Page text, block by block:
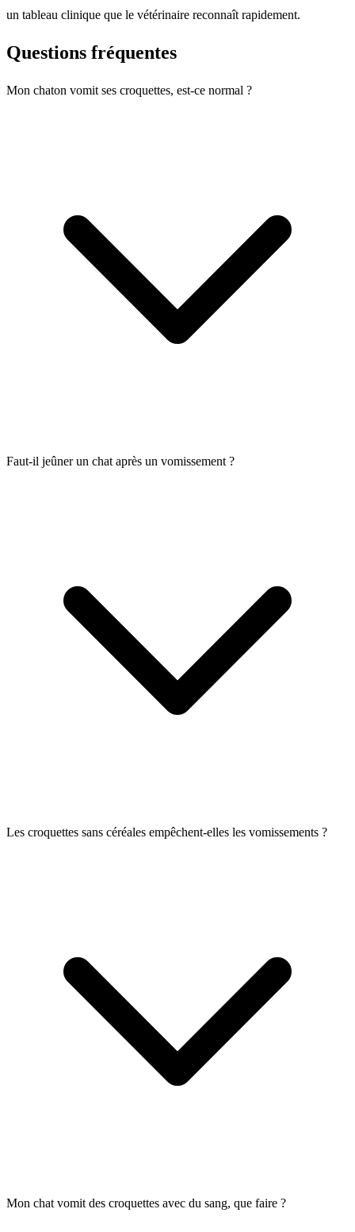
un tableau clinique que le vétérinaire reconnaît rapidement.
Questions fréquentes
Mon chaton vomit ses croquettes, est-ce normal ?
Faut-il jeûner un chat après un vomissement ?
Les croquettes sans céréales empêchent-elles les vomissements ?
Mon chat vomit des croquettes avec du sang, que faire ?